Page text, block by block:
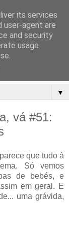
▼
vá #51:
que tudo à
Só vemos
de bebés, e
em geral. E
uma grávida,
its services
user-agent are
and security
usage